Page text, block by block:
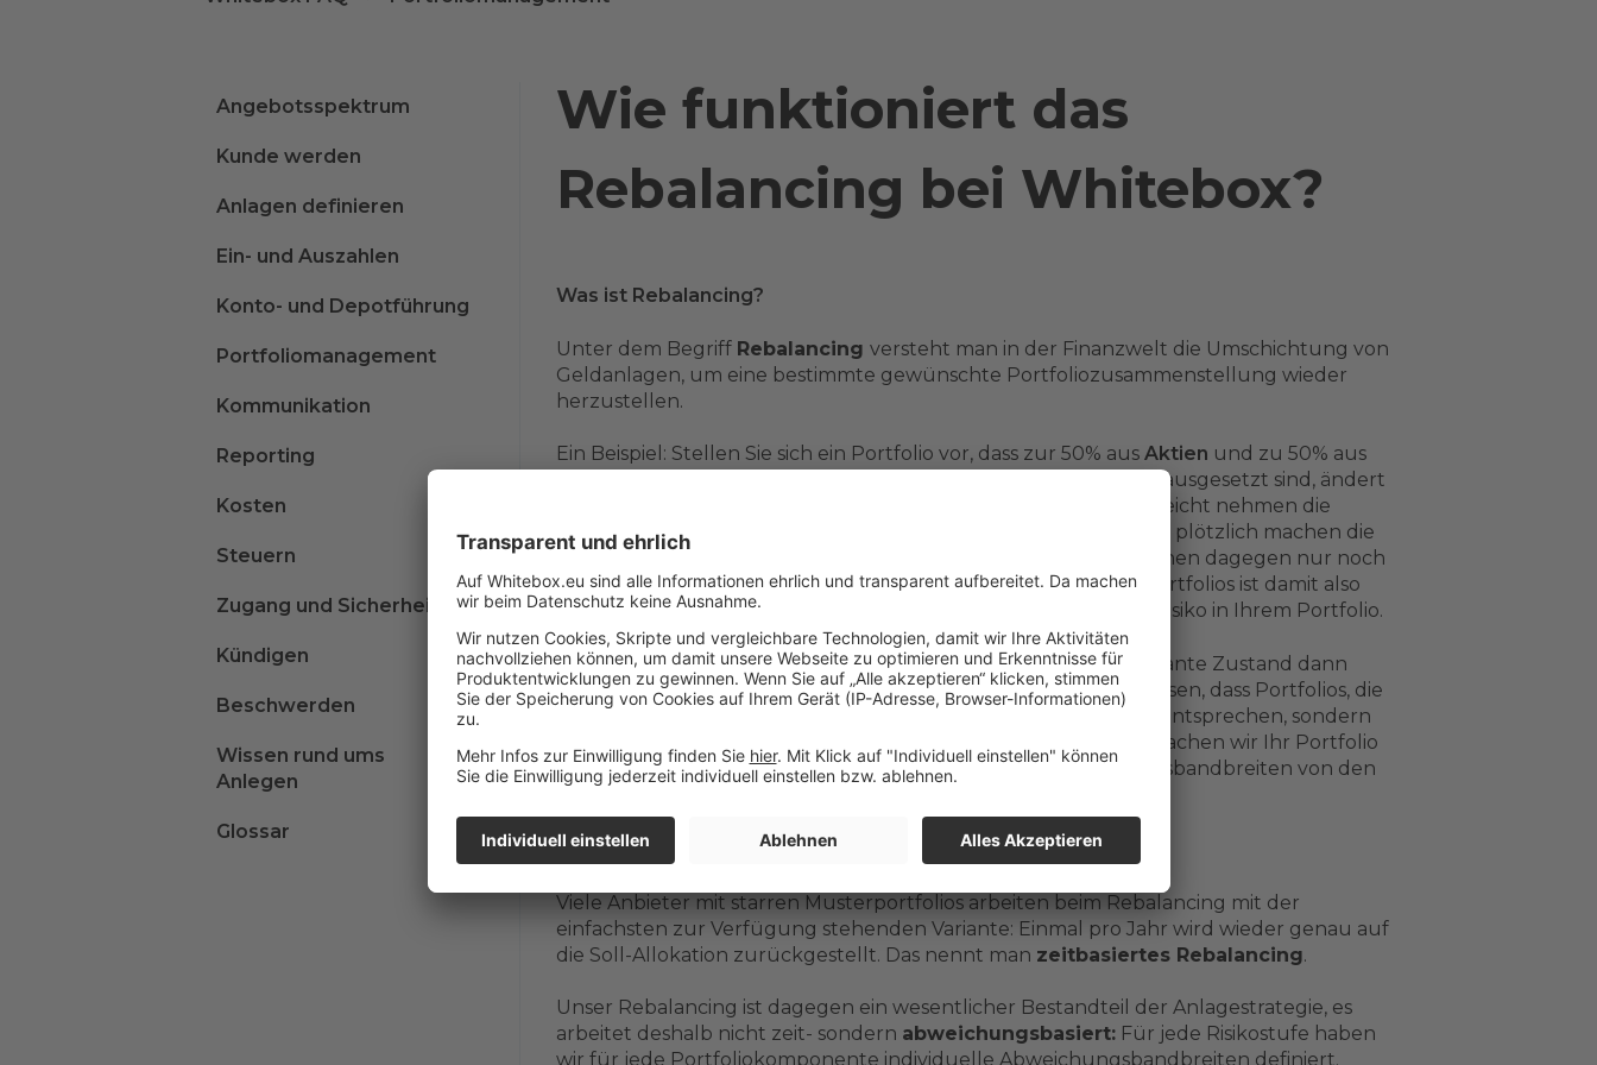
Wie funktioniert das
Rebalancing bei Whitebox?
Was ist Rebalancing?
Unter dem Begriff Rebalancing versteht man in der Finanzwelt die Umschichtung von
Geldanlagen, um eine bestimmte gewünschte Portfoliozusammenstellung wieder
herzustellen.
Ein Beispiel: Stellen Sie sich ein Portfolio vor, dass zur 50% aus Aktien und zu 50% aus
besteht. Da die Märkte kontinuierlich Schwankungen ausgesetzt sind, ändert
sich diese Zusammensetzung Ihres Portfolios über die Zeit: Vielleicht nehmen die
Aktien an Wert zu, während die Anleihen an Wert verlieren. Und plötzlich machen die
riskanteren Aktien wertmäßig 60% Ihres Portfolios aus, die Anleihen dagegen nur noch
40% - Ihre ursprünglich gewünschte Risikogewichtung Ihres Portfolios ist damit also
nicht mehr gegeben, Sie tragen plötzlich ein deutlich höheres Risiko in Ihrem Portfolio.
Durch das sogenannte Rebalancing wird der ursprünglich geplante Zustand dann
wieder hergestellt. Wissenschaftliche Studien haben nachgewiesen, dass Portfolios, die
rebalanced werden, nicht nur dem gewünschten Risiko besser entsprechen, sondern
auch eine bessere Rendite aufweisen. Aus diesem Grund überwachen wir Ihr Portfolio
kontinuierlich und passen es an, sobald bestimmte Abweichungsbandbreiten von den
Wie geht Whitebox beim Rebalancing vor?
Viele Anbieter mit starren Musterportfolios arbeiten beim Rebalancing mit der
einfachsten zur Verfügung stehenden Variante: Einmal pro Jahr wird wieder genau auf
die Soll-Allokation zurückgestellt. Das nennt man zeitbasiertes Rebalancing.
Unser Rebalancing ist dagegen ein wesentlicher Bestandteil der Anlagestrategie, es
arbeitet deshalb nicht zeit- sondern abweichungsbasiert:Für jede Risikostufe haben
wir für jede Portfoliokomponente individuelle Abweichungsbandbreiten definiert.
Angebotsspektrum
Kunde werden
Anlagen definieren
Ein- und Auszahlen
Konto- und Depotführung
Portfoliomanagement
Kommunikation
Reporting
Kosten
Steuern
Zugang und Sicherheit
Kündigen
Beschwerden
Wissen rund ums
Anlegen
Glossar